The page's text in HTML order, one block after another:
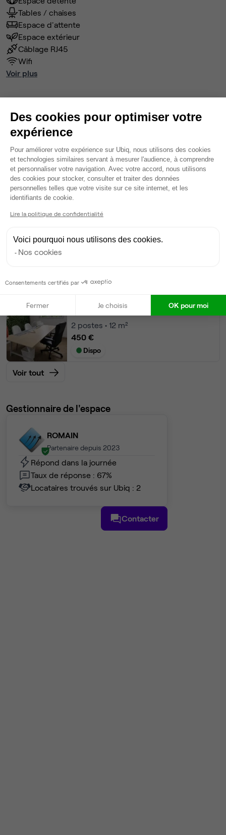
Tables / chaises
Espace d'attente
Espace extérieur
Câblage RJ45
Wifi
Voir plus
Bureau privé• 2ème étage
3postes • 18 m²
690 €
Dispo
Modifier
Autres bureaux de cet espace :
2 postes • 12 m²
450 €
Dispo
Voir tout
Gestionnaire de l'espace
ROMAIN
Partenaire depuis 2023
Répond dans la journée
Taux de réponse : 67%
Locataires trouvés sur Ubiq : 2
Contacter
Des cookies pour optimiser votre
expérience
Plateforme de Gestion du
Pour améliorer votre expérience sur Ubiq, nous utilisons des cookies
et technologies similaires servant à mesurer l'audience, à comprendre
et personnaliser votre navigation. Avec votre accord, nous utilisons
des cookies pour stocker, consulter et traiter des données
personnelles telles que votre visite sur ce site internet, et les
identifiants de cookie.
Lire la politique de confidentialité
Voici pourquoi nous utilisons des cookies.
Nos cookies
Consentements certifiés par
Fermer Je choisis OK pour moi